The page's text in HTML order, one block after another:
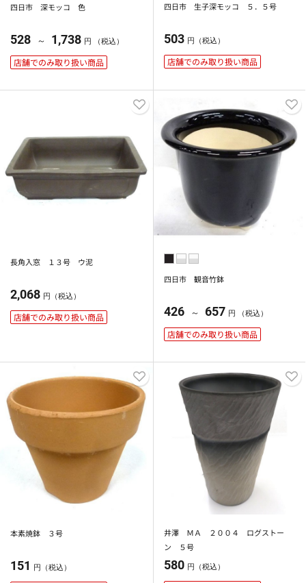
四日市 深モッコ 色
528 ～ 1,738 円 （税込）
店舗でのみ取り扱い商品
四日市 生子深モッコ ５．５号
503 円（税込）
店舗でのみ取り扱い商品
長角入窓 １３号 ウ泥
2,068 円（税込）
店舗でのみ取り扱い商品
四日市 観音竹鉢
426 ～ 657 円 （税込）
店舗でのみ取り扱い商品
本素焼鉢 ３号
151 円（税込）
井澤 ＭＡ ２００４ ログストー
ン ５号
580 円（税込）